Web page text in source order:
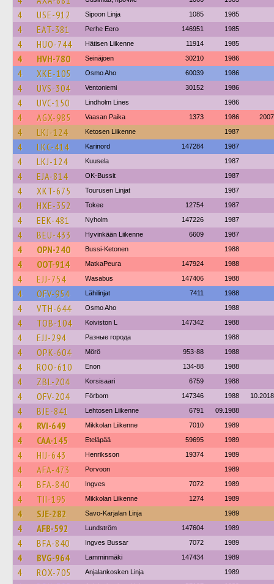
4 USE-912 Sipoon Linja 1085 1985
4 EAT-381 Perhe Eero 146951 1985
4 HUO-744 Hätisen Liikenne 11914 1985
4 HVH-780 Seinäjoen 30210 1986
4 XKE-105 Osmo Aho 60039 1986
4 UVS-304 Ventoniemi 30152 1986
4 UVC-150 Lindholm Lines 1986
4 AGX-985 Vaasan Paika 1373 1986 2007
4 LKJ-124 Ketosen Liikenne 1987
4 LKC-414 Karinord 147284 1987
4 LKJ-124 Kuusela 1987
4 EJA-814 OK-Bussit 1987
4 XKT-675 Tourusen Linjat 1987
4 HXE-352 Tokee 12754 1987
4 EEK-481 Nyholm 147226 1987
4 BEU-433 Hyvinkään Liikenne 6609 1987
4 OPN-240 Bussi-Ketonen 1988
4 OOT-914 MatkaPeura 147924 1988
4 EJJ-754 Wasabus 147406 1988
4 OFV-954 Lähilinjat 7411 1988
4 VTH-644 Osmo Aho 1988
4 TOB-104 Koiviston L 147342 1988
4 EJJ-294 Разные города 1988
4 OPK-604 Mörö 953-88 1988
4 ROO-610 Enon 134-88 1988
4 ZBL-204 Korsisaari 6759 1988
4 OFV-204 Förbom 147346 1988 10.2018
4 BJE-841 Lehtosen Liikenne 6791 09.1988
4 RVI-649 Mikkolan Liikenne 7010 1989
4 CAA-145 Eteläpää 59695 1989
4 HIJ-643 Henriksson 19374 1989
4 AFA-473 Porvoon 1989
4 BFA-840 Ingves 7072 1989
4 TII-195 Mikkolan Liikenne 1274 1989
4 SJE-282 Savo-Karjalan Linja 1989
4 AFB-592 Lundström 147604 1989
4 BFA-840 Ingves Bussar 7072 1989
4 BVG-964 Lamminmäki 147434 1989
4 ROX-705 Anjalankosken Linja 1989